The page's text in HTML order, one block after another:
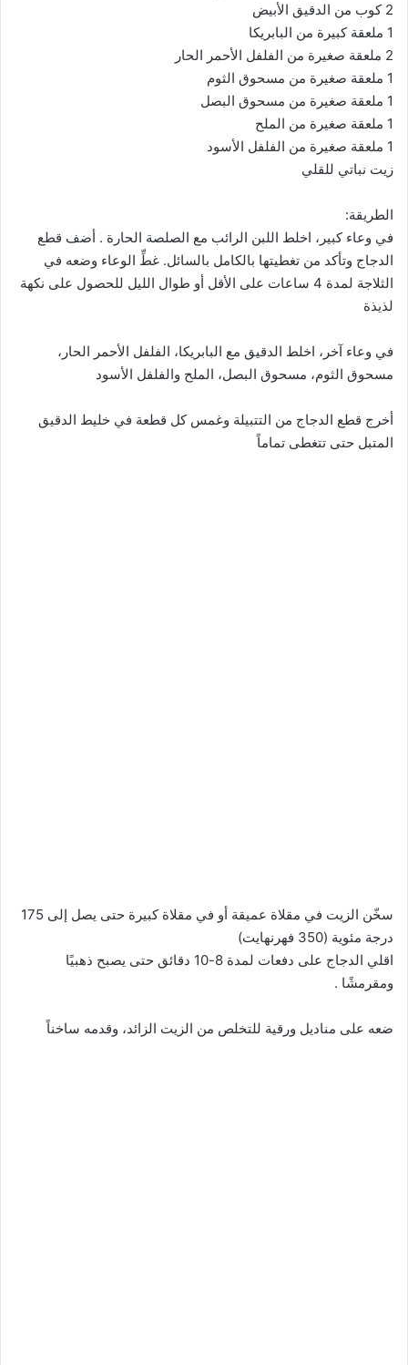
2 كوب من الدقيق الأبيض
1 ملعقة كبيرة من البابريكا
2 ملعقة صغيرة من الفلفل الأحمر الحار
1 ملعقة صغيرة من مسحوق الثوم
1 ملعقة صغيرة من مسحوق البصل
1 ملعقة صغيرة من الملح
1 ملعقة صغيرة من الفلفل الأسود
زيت نباتي للقلي
الطريقة:
في وعاء كبير، اخلط اللبن الرائب مع الصلصة الحارة . أضف قطع
الدجاج وتأكد من تغطيتها بالكامل بالسائل. غطِّ الوعاء وضعه في
الثلاجة لمدة 4 ساعات على الأقل أو طوال الليل للحصول على نكهة
لذيذة
في وعاء آخر، اخلط الدقيق مع البابريكا، الفلفل الأحمر الحار،
مسحوق الثوم، مسحوق البصل، الملح والفلفل الأسود
أخرج قطع الدجاج من التتبيلة وغمس كل قطعة في خليط الدقيق
المتبل حتى تتغطى تماماً
سخّن الزيت في مقلاة عميقة أو في مقلاة كبيرة حتى يصل إلى 175
درجة مئوية (350 فهرنهايت)
اقلي الدجاج على دفعات لمدة 8-10 دقائق حتى يصبح ذهبيًا
ومقرمشًا .
ضعه على مناديل ورقية للتخلص من الزيت الزائد، وقدمه ساخناً